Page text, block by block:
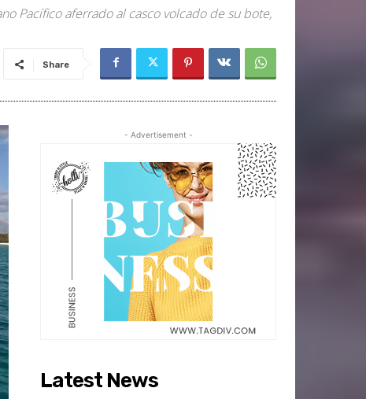
Pacífico aferrado al casco volcado de su bote,
Share
- Advertisement -
Latest News